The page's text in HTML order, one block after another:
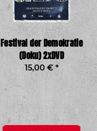
Festival der Demokratie
(Doku) 2xDVD
15,00 €*